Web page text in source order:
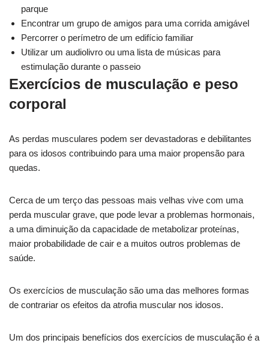
parque
Encontrar um grupo de amigos para uma corrida amigável
Percorrer o perímetro de um edifício familiar
Utilizar um audiolivro ou uma lista de músicas para
estimulação durante o passeio
Exercícios de musculação e peso
corporal
As perdas musculares podem ser devastadoras e debilitantes
para os idosos contribuindo para uma maior propensão para
quedas.
Cerca de um terço das pessoas mais velhas vive com uma
perda muscular grave, que pode levar a problemas hormonais,
a uma diminuição da capacidade de metabolizar proteínas,
maior probabilidade de cair e a muitos outros problemas de
saúde.
Os exercícios de musculação são uma das melhores formas
de contrariar os efeitos da atrofia muscular nos idosos.
Um dos principais benefícios dos exercícios de musculação é a